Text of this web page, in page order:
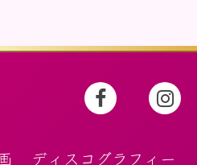
ディスコグラフィー